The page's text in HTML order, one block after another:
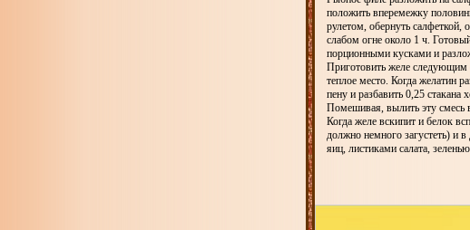
положить вперемежку
рулетом, обернуть салфеткой,
слабом огне около 1 ч.
порционными кусками и
Приготовить желе следующим
теплое место. Когда желатин
пену и разбавить 0,25 стакана
Помешивая, вылить эту смесь
Когда желе вскипит и белок
должно немного загустеть) и
яиц, листиками салата,